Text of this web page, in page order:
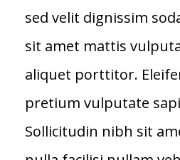
sed velit dignissim
sit amet mattis
aliquet porttitor.
pretium vulputate
Sollicitudin nibh sit